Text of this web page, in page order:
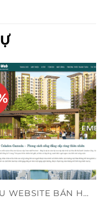
MẪU WEBSITE BÁN HÀNG